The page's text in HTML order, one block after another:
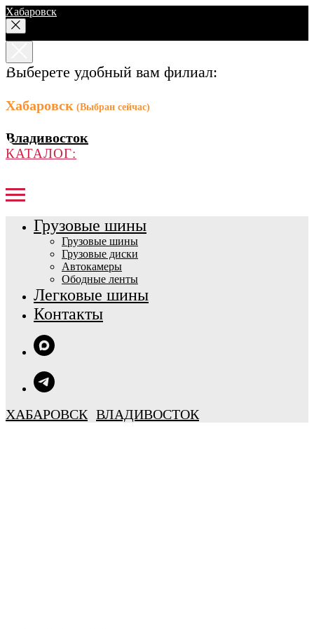
Хабаровск
Выберете удобный вам филиал:
Хабаровск (Выбран сейчас)
Владивосток
КАТАЛОГ:
Грузовые шины
Грузовые шины
Грузовые диски
Автокамеры
Ободные ленты
Легковые шины
Контакты
ХАБАРОВСК ВЛАДИВОСТОК